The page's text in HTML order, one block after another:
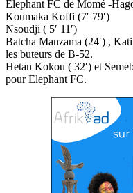
Elephant FC de Momé -
Koumaka Koffi (7′ 79′)
Nsoudji ( 5′ 11′)
Batcha Manzama (24′) ,
les buteurs de B-52.
Hetan Kokou ( 32′) et
pour Elephant FC.